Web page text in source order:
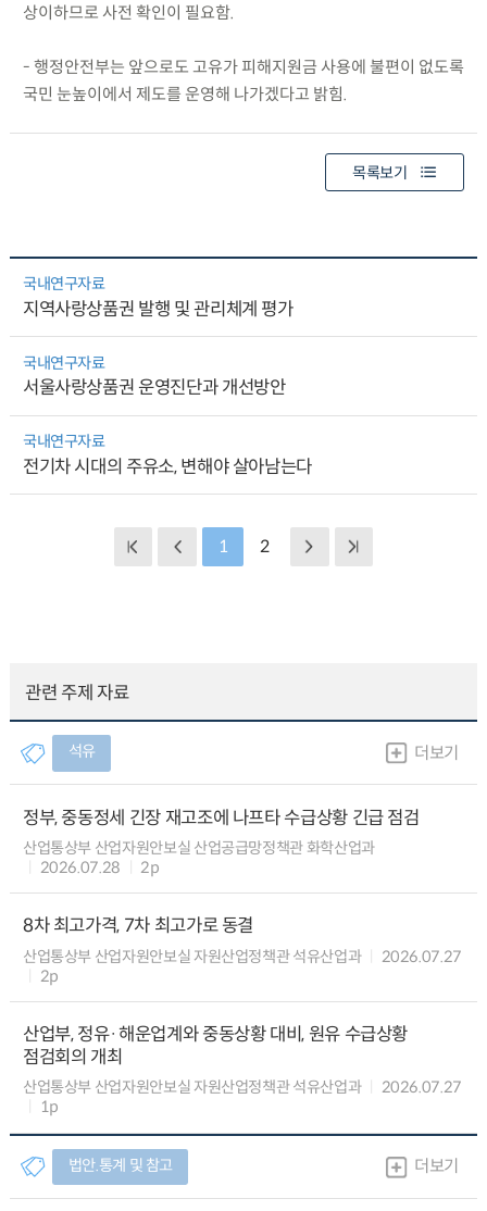
상이하므로 사전 확인이 필요함.
- 행정안전부는 앞으로도 고유가 피해지원금 사용에 불편이 없도록
국민 눈높이에서 제도를 운영해 나가겠다고 밝힘.
목록보기
국내연구자료
지역사랑상품권 발행 및 관리체계 평가
국내연구자료
서울사랑상품권 운영진단과 개선방안
국내연구자료
전기차 시대의 주유소, 변해야 살아남는다
1 2
관련 주제 자료
석유 더보기
정부, 중동정세 긴장 재고조에 나프타 수급상황 긴급 점검
산업통상부 산업자원안보실 산업공급망정책관 화학산업과
2026.07.28
2p
8차 최고가격, 7차 최고가로 동결
산업통상부 산업자원안보실 자원산업정책관 석유산업과
2026.07.27
2p
산업부, 정유·해운업계와 중동상황 대비, 원유 수급상황
점검회의 개최
산업통상부 산업자원안보실 자원산업정책관 석유산업과
2026.07.27
1p
법안.통계 및 참고 더보기